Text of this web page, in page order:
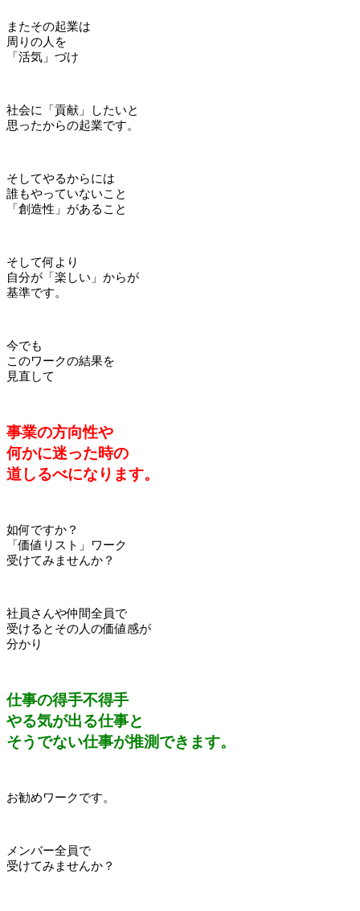
またその起業は
周りの人を
「活気」づけ
社会に「貢献」したいと
思ったからの起業です。
そしてやるからには
誰もやっていないこと
「創造性」があること
そして何より
自分が「楽しい」からが
基準です。
今でも
このワークの結果を
見直して
事業の方向性や
何かに迷った時の
道しるべになります。
如何ですか？
「価値リスト」ワーク
受けてみませんか？
社員さんや仲間全員で
受けるとその人の価値感が
分かり
仕事の得手不得手
やる気が出る仕事と
そうでない仕事が推測できます。
お勧めワークです。
メンバー全員で
受けてみませんか？